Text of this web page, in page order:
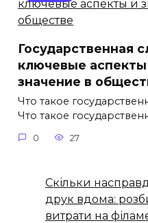
Государственная
ключевые аспекты
значение в
Что такое
Что такое
0 27
Скільки
друк вдома:
витрати на